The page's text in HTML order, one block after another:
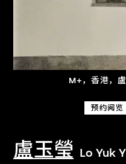
M+，香港，
预约阅览
盧玉瑩 Lo Yuk
关于M+藏品
探索世界顶级的